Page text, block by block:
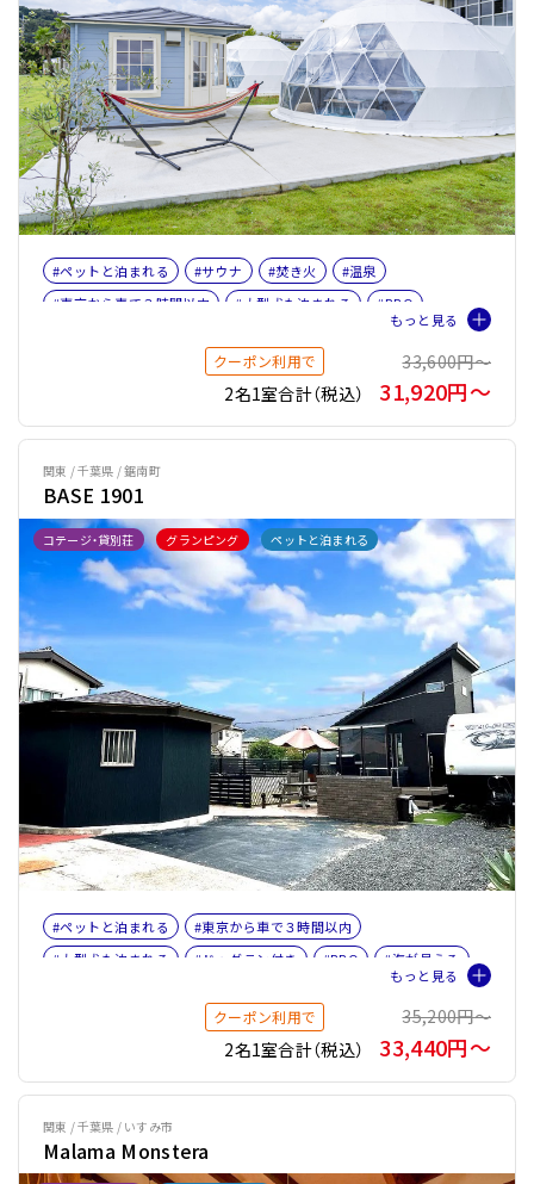
#ペットと泊まれる #サウナ #焚き火
#温泉
#東京から車で３時間以内
#大型犬も泊まれる
#BBQ
#バレルサウナ
クーポン利用で
33,600円〜
2名1室合計（税込）
31,920円〜
コテージ・貸別荘 グランピング ペットと泊まれる
関東 / 千葉県 / 鋸南町
BASE 1901
#ペットと泊まれる
#東京から車で３時間以内
#大型犬も泊まれる
#ドッグラン付き #BBQ
#海が見える
#プライベートサウナ #バレルサウナ
クーポン利用で
35,200円〜
2名1室合計（税込）
33,440円〜
関東 / 千葉県 / いすみ市
Malama Monstera